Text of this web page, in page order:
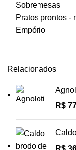
Sobremesas
Pratos prontos -
Empório
Relacionados
R$
R$